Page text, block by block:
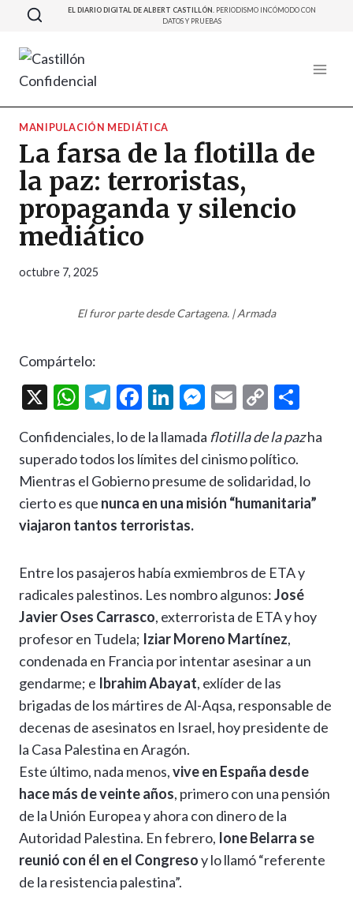
Saltar
contenido
EL DIARIO DIGITAL DE ALBERT CASTILLÓN. PERIODISMO INCÓMODO CON
DATOS Y PRUEBAS
MANIPULACIÓN MEDIÁTICA
La farsa de la flotilla de
la paz: terroristas,
propaganda y silencio
mediático
octubre 7, 2025
El furor parte desde Cartagena. | Armada
Compártelo:
X
W
at
s
A
p
T
e
gr
a
m
F
e
b
o
o
Li
ke
dI
n
M
se
n
g
E
ai
l
C
p
y
Li
m
p
ar
Confidenciales, lo de la llamada flotilla de la pazha
superado todos los límites del cinismo político.
Mientras el Gobierno presume de solidaridad, lo
cierto es que nunca en una misión “humanitaria”
viajaron tantos terroristas.
Entre los pasajeros había exmiembros de ETA y
radicales palestinos. Les nombro algunos:José
Javier Oses Carrasco, exterrorista de ETA y hoy
profesor en Tudela; Iziar Moreno Martínez,
condenada en Francia por intentar asesinar a un
gendarme; e Ibrahim Abayat, exlíder de las
brigadas de los mártires de Al-Aqsa, responsable de
decenas de asesinatos en Israel, hoy presidente de
la Casa Palestina en Aragón.
Este último, nada menos,vive en España desde
hace más de veinte años, primero con una pensión
de la Unión Europea y ahora con dinero de la
Autoridad Palestina. En febrero, Ione Belarra se
reunió con él en el Congresoy lo llamó “referente
de la resistencia palestina”.